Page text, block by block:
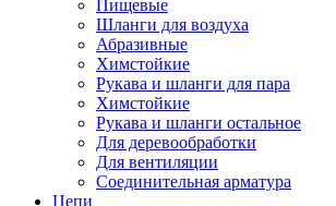
Пищевые
Шланги для воздуха
Абразивные
Химстойкие
Рукава и шланги для пара
Химстойкие
Рукава и шланги остальное
Для деревообработки
Для вентиляции
Соединительная арматура
Цепи